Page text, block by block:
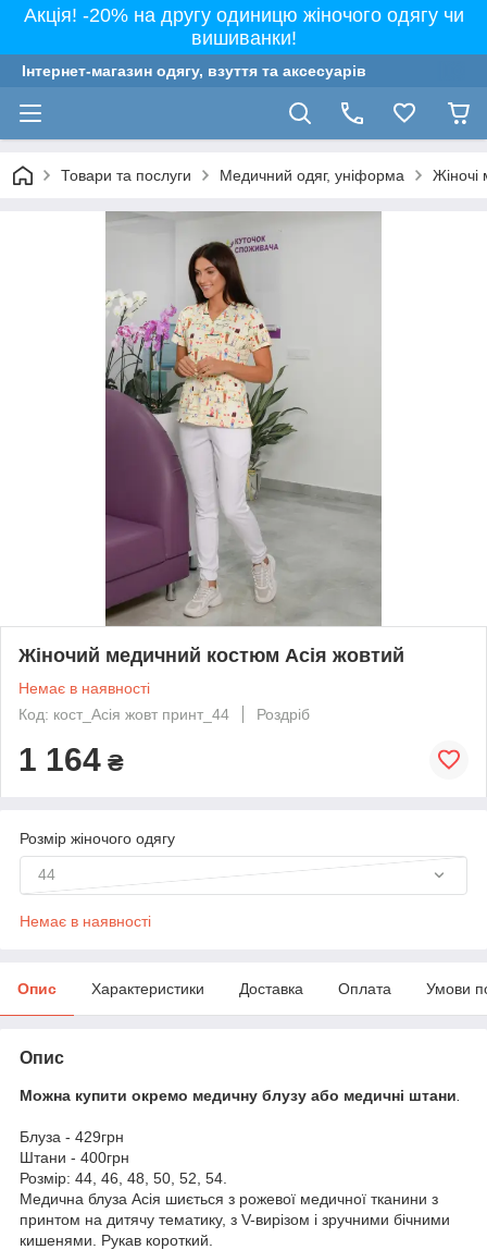
Акція! -20% на другу одиницю жіночого одягу чи
вишиванки!
Інтернет-магазин одягу, взуття та аксесуарів
Товари та послуги Медичний одяг, уніформа Жіночі
Жіночий медичний костюм Асія жовтий
Немає в наявності
Код: кост_Асія жовт принт_44
Роздріб
1 164 ₴
Розмір жіночого одягу
44
Немає в наявності
Опис Характеристики Доставка Оплата Умови
Опис
Можна купити окремо медичну блузу або медичні штани
Блуза - 429грн
Штани - 400грн
Розмір: 44, 46, 48, 50, 52, 54.
Медична блуза Асія шиється з рожевої медичної тканини з
принтом на дитячу тематику, з V-вирізом і зручними бічними
кишенями. Рукав короткий.